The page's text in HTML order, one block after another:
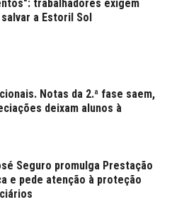
trabalhadores exigem
a Estoril Sol
Notas da 2.ª fase saem,
deixam alunos à
Seguro promulga Prestação
e pede atenção à proteção